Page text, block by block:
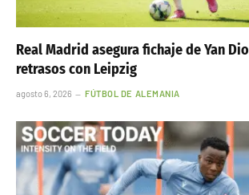
Real Madrid asegura fichaje de Yan
retrasos con Leipzig
agosto 6, 2026 FÚTBOL DE ALEMANIA